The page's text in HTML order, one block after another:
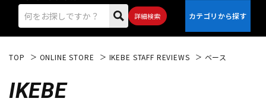
詳細検索
TOP ONLINE STORE IKEBE STAFF REVIEWS ベース
IKEBE